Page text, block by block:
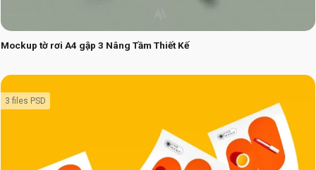
Mockup tờ rơi A4 gập 3 Nâng Tầm Thiết Kế
3 files PSD